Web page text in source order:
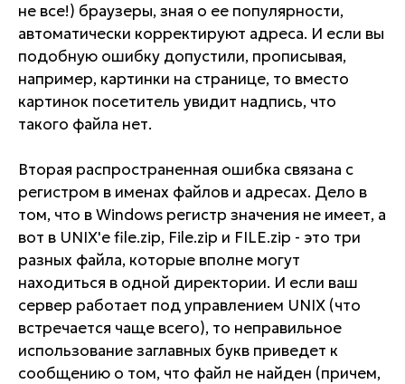
не все!) браузеры, зная о ее популярности,
автоматически корректируют адреса. И если вы
подобную ошибку допустили, прописывая,
например, картинки на странице, то вместо
картинок посетитель увидит надпись, что
такого файла нет.
Вторая распространенная ошибка связана с
регистром в именах файлов и адресах. Дело в
том, что в Windows регистр значения не имеет, а
вот в UNIX'е file.zip, File.zip и FILE.zip - это три
разных файла, которые вполне могут
находиться в одной директории. И если ваш
сервер работает под управлением UNIX (что
встречается чаще всего), то неправильное
использование заглавных букв приведет к
сообщению о том, что файл не найден (причем,